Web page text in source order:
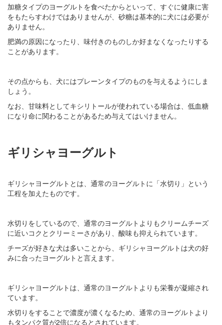
加糖タイプのヨーグルトを食べたからといって、すぐに健康に害
をもたらすわけではありませんが、砂糖は基本的に犬には必要が
ありません。
肥満の原因になったり、味付きのものしか好まなくなったりする
ことがあります。
その点からも、犬にはプレーンタイプのものを与えるようにしま
しょう。
なお、甘味料としてキシリトールが使われている場合は、低血糖
になり命に関わることがあるため与えてはいけません。
ギリシャヨーグルト
ギリシャヨーグルトとは、通常のヨーグルトに「水切り」という
工程を加えたものです。
水切りをしているので、通常のヨーグルトよりもクリームチーズ
に近いコクとクリーミーさがあり、酸味も抑えられています。
チーズが好きな犬は多いことから、ギリシャヨーグルトは犬の好
みに合ったヨーグルトと言えます。
ギリシャヨーグルトは、通常のヨーグルトよりも栄養が凝縮され
ています。
水切りをすることで濃度が濃くなるため、通常のヨーグルトより
もタンパク質が2倍になるとされています。